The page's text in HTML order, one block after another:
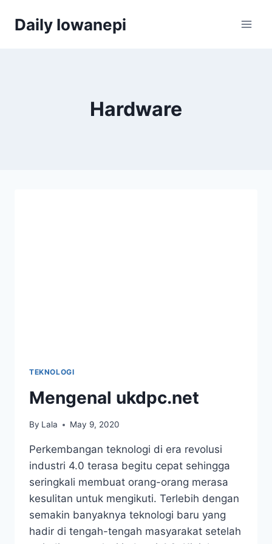
Daily Iowanepi
Hardware
TEKNOLOGI
Mengenal ukdpc.net
By Lala May 9, 2020
Perkembangan teknologi di era revolusi
industri 4.0 terasa begitu cepat sehingga
seringkali membuat orang-orang merasa
kesulitan untuk mengikuti. Terlebih dengan
semakin banyaknya teknologi baru yang
hadir di tengah-tengah masyarakat setelah